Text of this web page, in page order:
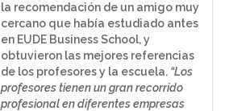
la recomendación de un amigo muy
cercano que había estudiado antes
en EUDE Business School, y
obtuvieron las mejores referencias
de los profesores y la escuela. “Los
profesores tienen un gran recorrido
profesional en diferentes empresas